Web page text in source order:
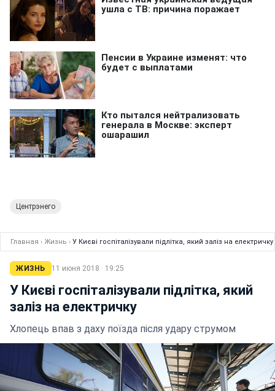
Центрэнего
Главная › Жизнь › У Києві госпіталізували підлітка, який заліз на електричку
ЖИЗНЬ 11 июня 2018 · 19:25
У Києві госпіталізували підлітка, який
заліз на електричку
Хлопець впав з даху поїзда після удару струмом